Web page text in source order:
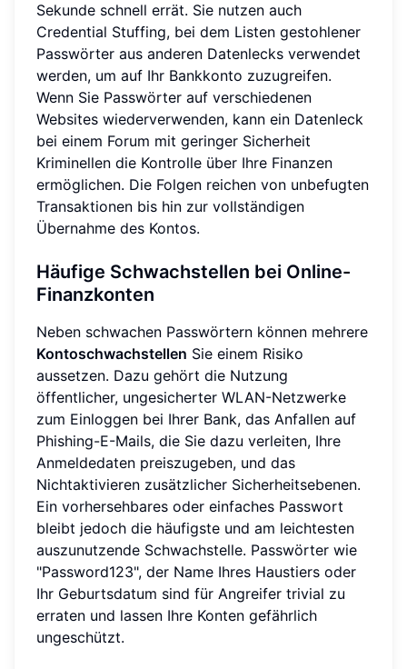
Sekunde schnell errät. Sie nutzen auch
Credential Stuffing, bei dem Listen gestohlener
Passwörter aus anderen Datenlecks verwendet
werden, um auf Ihr Bankkonto zuzugreifen.
Wenn Sie Passwörter auf verschiedenen
Websites wiederverwenden, kann ein Datenleck
bei einem Forum mit geringer Sicherheit
Kriminellen die Kontrolle über Ihre Finanzen
ermöglichen. Die Folgen reichen von unbefugten
Transaktionen bis hin zur vollständigen
Übernahme des Kontos.
Häufige Schwachstellen bei Online-
Finanzkonten
Neben schwachen Passwörtern können mehrere
Kontoschwachstellen Sie einem Risiko
aussetzen. Dazu gehört die Nutzung
öffentlicher, ungesicherter WLAN-Netzwerke
zum Einloggen bei Ihrer Bank, das Anfallen auf
Phishing-E-Mails, die Sie dazu verleiten, Ihre
Anmeldedaten preiszugeben, und das
Nichtaktivieren zusätzlicher Sicherheitsebenen.
Ein vorhersehbares oder einfaches Passwort
bleibt jedoch die häufigste und am leichtesten
auszunutzende Schwachstelle. Passwörter wie
"Password123", der Name Ihres Haustiers oder
Ihr Geburtsdatum sind für Angreifer trivial zu
erraten und lassen Ihre Konten gefährlich
ungeschützt.